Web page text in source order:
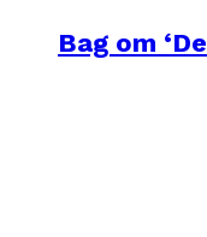
Bag om